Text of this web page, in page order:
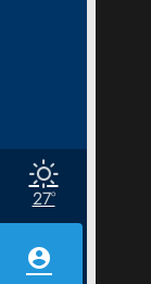
account_circle
27°